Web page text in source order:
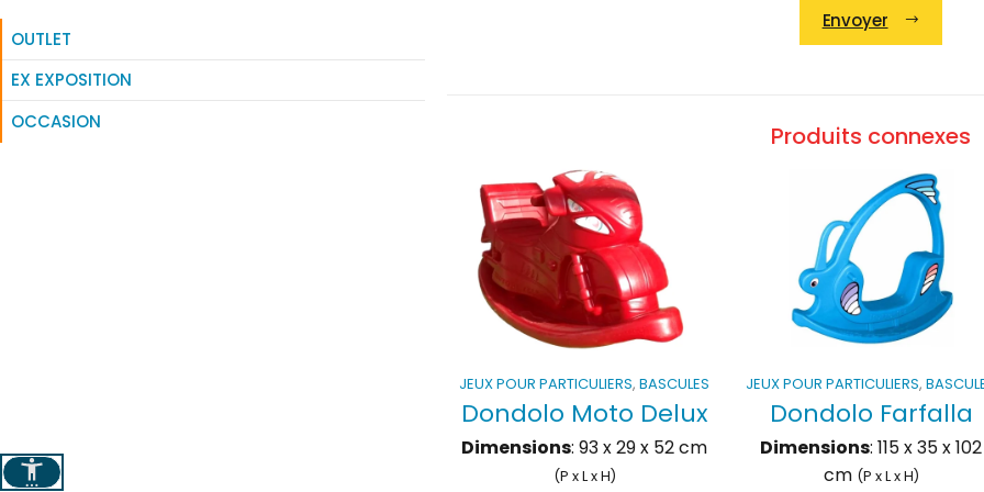
Envoyer
Produits connexes
JEUX POUR PARTICULIERS, BASCULES
Dondolo Moto Delux
Dimensions: 93 x 29 x 52 cm
(P x L x H)
JEUX POUR PARTICULIERS,
Dondolo Farfalla
Dimensions: 115 x 35 x 102
cm (P x L x H)
OUTLET
EX EXPOSITION
OCCASION